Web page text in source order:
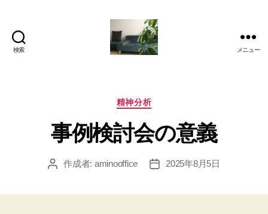
検索
美
か
も
あ
の
メニュー
カ
ゴ
リ
精神分析
事例検討会の意義
投 作成者: aminooffice
投
2025年8月5日